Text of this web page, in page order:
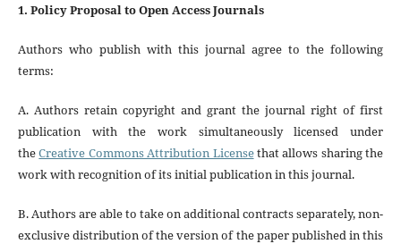
1. Policy Proposal to Open Access Journals
Authors who publish with this journal agree to the following
terms:
A. Authors retain copyright and grant the journal right of first
publication with the work simultaneously licensed under
theCreative Commons Attribution Licensethat allows sharing the
work with recognition of its initial publication in this journal.
B. Authors are able to take on additional contracts separately, non-
exclusive distribution of the version of the paper published in this